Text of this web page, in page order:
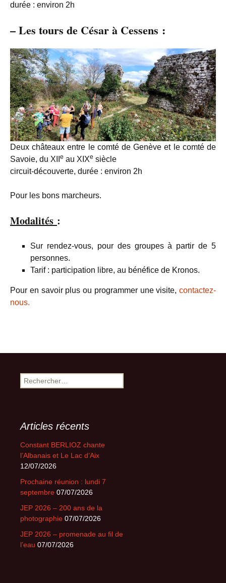
durée : environ 2h
–Les tours de César à Cessens :
Deux châteaux entre le comté de Genève et le comté de
Savoie, du XII
e au XIXe siècle
circuit-découverte, durée : environ 2h
Pour les bons marcheurs.
Modalités :
Sur rendez-vous, pour des groupes à partir de 5
personnes.
Tarif : participation libre, au bénéfice de Kronos.
Pour en savoir plus ou programmer une visite, contactez-
nous.
Rechercher :
Articles récents
Constant BERLIOZ chante
l’Albanais et Le Lac d’Aix
12/07/2026
Prochaine réunion : lundi 7
septembre 07/07/2026
JEP 2026 – 200 ans de la
photographie 07/07/2026
JEP 2026 – promenade au fil de
l’eau 07/07/2026